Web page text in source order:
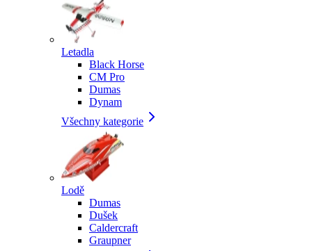
Letadla
Black Horse
CM Pro
Dumas
Dynam
Všechny kategorie
Lodě
Dumas
Dušek
Caldercraft
Graupner